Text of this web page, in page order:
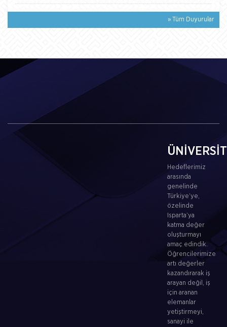
» Tüm Duyurular
Hedeflerimiz
arasında
genelinde
Türkiye’ye,
özelinde
Isparta’ya
katma değer
oluşturmayı
amaç edindik.
Öğrencilerimize
artı değerler
kazandırarak iş
arayan değil, iş
için aranan
elemanlar
yetiştirmeyi,
sanayi ile